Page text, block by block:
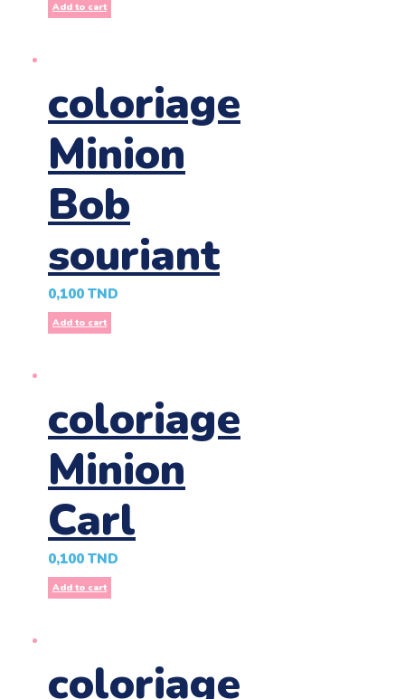
Add to cart
coloriage
Minion
Bob
souriant
0,100 TND
Add to cart
coloriage
Minion
Carl
0,100 TND
Add to cart
coloriage